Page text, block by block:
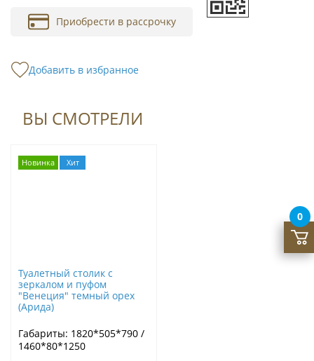
Приобрести в рассрочку
Добавить в избранное
ВЫ СМОТРЕЛИ
Новинка Хит
Туалетный столик с
зеркалом и пуфом
"Венеция" темный орех
(Арида)
Габариты: 1820*505*790 /
1460*80*1250
0